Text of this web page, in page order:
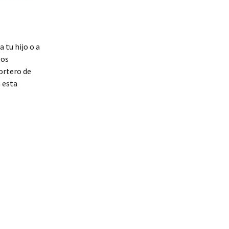
tu hijo o a
de
esta